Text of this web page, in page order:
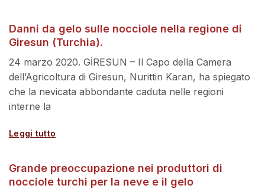
Danni da gelo sulle nocciole nella regione di
Giresun (Turchia).
24 marzo 2020. GİRESUN – Il Capo della Camera
dell’Agricoltura di Giresun, Nurittin Karan, ha spiegato
che la nevicata abbondante caduta nelle regioni
interne la
Leggi tutto
Grande preoccupazione nei produttori di
nocciole turchi per la neve e il gelo